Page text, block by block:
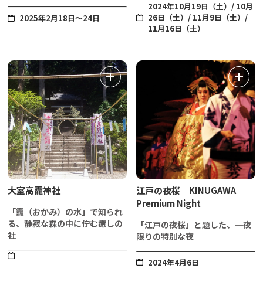
2025年2月18日～24日
2024年10月19日（土）/ 10月
26日（土）/ 11月9日（土）/
11月16日（土）
大室高龗神社
「龗（おかみ）の水」で知られ
る、静寂な森の中に佇む癒しの
社
江戸の夜桜 KINUGAWA
Premium Night
「江戸の夜桜」と題した、一夜
限りの特別な夜
2024年4月6日